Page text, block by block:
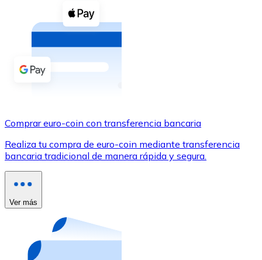
Compra criptomonedas con efectivo en tu tienda más
Comprar con efectivo
Transferencia SEPA
Utiliza tarjetas Visa y Mastercard para comprar
Comprar con tarjeta
Compra tarjetas regalo de tus marcas favoritas con
Comprar euro-coin con transferencia bancaria
Realiza tu compra de euro-coin mediante transferencia
bancaria tradicional de manera rápida y segura.
Ver más